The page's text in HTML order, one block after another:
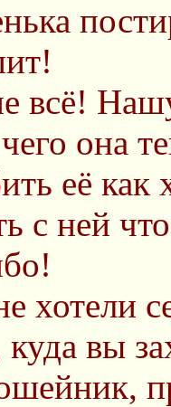
всё!
она
её как
с ней
хотели
куда вы